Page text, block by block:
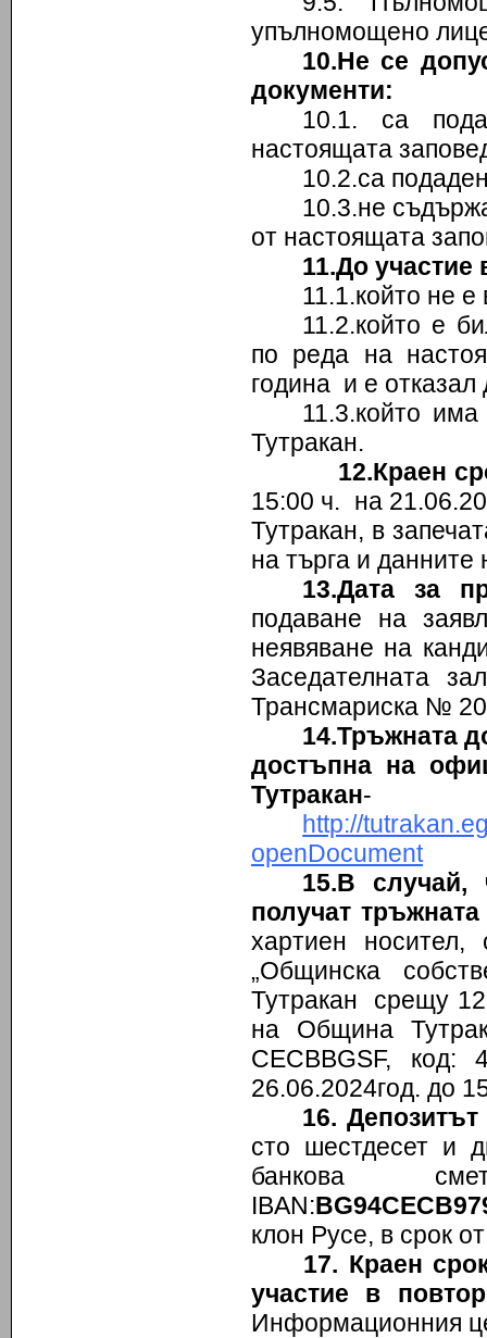
упълномощено
10.Не се
документи:
10.1. са
настоящата
10.2.са
10.3.не
от настоящата
11.До участие
11.1.който не е
11.2.който е
по реда на
година и е отказал
11.3.който
Тутракан.
12.Краен
15:00 ч. на
Тутракан, в
на търга и данните
13.Дата за
подаване на
неявяване на
Заседателната
Трансмариска №
14.Тръжната
достъпна на
Тутракан-
http://
openDocument
15.В
получат
хартиен
„Общинска
Тутракан срещу
на Община
CECBBGSF,
26.06.2024год. до
16.
сто шестдесет и
банкова
IBAN:BG94СЕСB
клон Русе, в срок
17. Краен
участие в
Информационния